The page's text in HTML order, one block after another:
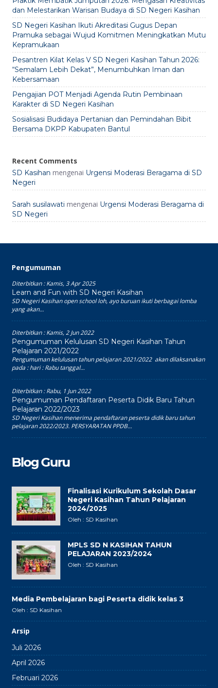
dan Melestarikan Warisan Budaya di SD Negeri Kasihan
SD Negeri Kasihan Ikuti Akreditasi Gugus Depan
Pramuka sebagai Wujud Komitmen Meningkatkan Mutu
Kepramukaan
Pesantren Kilat Kelas V SD Negeri Kasihan Tahun 2026:
“Semalam Lebih Dekat”, Menumbuhkan Iman dan
Kebersamaan
Pengajian POT Menjadi Agenda Rutin Pembinaan
Karakter di SD Negeri Kasihan
Sosialisasi Budidaya Pertanian dan Pemindahan Bibit
Bersama DKPP Kabupaten Bantul
Recent Comments
SD Kasihan mengenai Urgensi Moderasi Beragama di SD
Negeri
Sarah susilawati mengenai Urgensi Moderasi Beragama di
SD Negeri
Pengumuman
Diterbitkan :Kamis, 3 Apr 2025
Learn and Fun with SD Negeri Kasihan
SD Negeri Kasihan open school loh, ayo buruan ikuti berbagai lomba
yang akan...
Diterbitkan :Kamis, 2 Jun 2022
Pengumuman Kelulusan SD Negeri Kasihan Tahun
Pelajaran 2021/2022
Pengumuman kelulusan tahun pelajaran 2021/2022 akan dilaksanakan
pada : hari : Rabu tanggal...
Diterbitkan :Rabu, 1 Jun 2022
Pengumuman Pendaftaran Peserta Didik Baru Tahun
Pelajaran 2022/2023
SD Negeri Kasihan menerima pendaftaran peserta didik baru tahun
pelajaran 2022/2023. PERSYARATAN PPDB...
Blog Guru
Finalisasi Kurikulum Sekolah Dasar
Negeri Kasihan Tahun Pelajaran
2024/2025
Oleh : SD Kasihan
MPLS SD N KASIHAN TAHUN
PELAJARAN 2023/2024
Oleh : SD Kasihan
Media Pembelajaran bagi Peserta didik kelas 3
Oleh : SD Kasihan
Arsip
Juli 2026
April 2026
Februari 2026